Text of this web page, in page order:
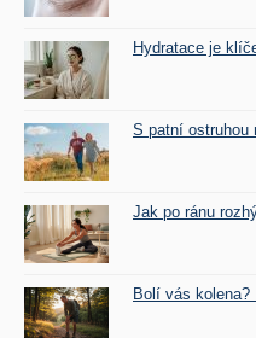
Hydratace je
S patní ostruhou
Jak po ránu
Bolí vás